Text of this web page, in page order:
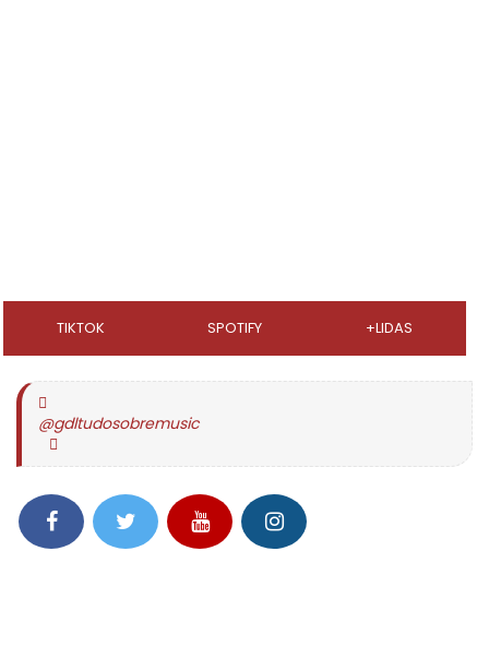
TIKTOK SPOTIFY +LIDAS
@gdltudosobremusic